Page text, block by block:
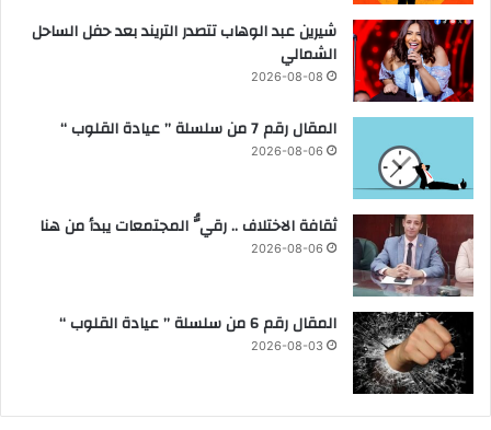
شيرين عبد الوهاب تتصدر التريند بعد حفل الساحل
الشمالي
2026-08-08
المقال رقم 7 من سلسلة ” عيادة القلوب “
2026-08-06
ثقافة الاختلاف .. رقيُّ المجتمعات يبدأ من هنا
2026-08-06
المقال رقم 6 من سلسلة ” عيادة القلوب “
2026-08-03